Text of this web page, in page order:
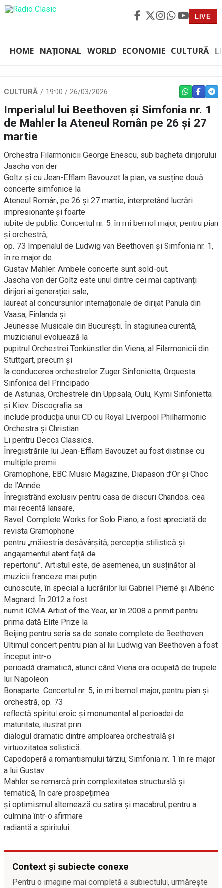
LIVE
HOME NAȚIONAL WORLD ECONOMIE CULTURĂ
CULTURĂ 19:00 / 26/03/2026 WHATSAPP
Imperialul lui Beethoven și Simfonia nr. 1
de Mahler la Ateneul Român pe 26 și 27
martie
Orchestra Filarmonicii George Enescu, sub bagheta dirijorului
Jascha von der
Goltz și cu Jean-Efflam Bavouzet la pian, va susține două
concerte simfonice la
Ateneul Român, pe 26 și 27 martie, interpretând lucrări
impresionante și foarte
iubite de public: Concertul nr. 5, în mi bemol major, pentru pian
și orchestră,
op. 73 Imperialul de Ludwig van Beethoven și Simfonia nr. 1,
în re major de
Gustav Mahler. Ambele concerte sunt sold-out.
Jascha von der Goltz este unul dintre cei mai captivanți
dirijori ai generației sale,
laureat al concursurilor internaționale de dirijat Panula din
Vaasa, Finlanda și
Jeunesse Musicale din București. În stagiunea curentă,
muzicianul evoluează la
pupitrul Orchestrei Tonkünstler din Viena, al Filarmonicii din
Stuttgart, precum și
la conducerea orchestrelor Zuger Sinfonietta, Orquesta
Sinfonica del Principado
de Asturias, Orchestrele din Uppsala, Oulu, Kymi Sinfonietta
și Kiev. Discografia sa
include producția unui CD cu Royal Liverpool Philharmonic
Orchestra și Christian
Li pentru Decca Classics.
Înregistrările lui Jean-Efflam Bavouzet au fost distinse cu
multiple premii
Gramophone, BBC Music Magazine, Diapason d’Or și Choc
de l’Année.
Înregistrând exclusiv pentru casa de discuri Chandos, cea
mai recentă lansare,
Ravel: Complete Works for Solo Piano, a fost apreciată de
revista Gramophone
pentru „măiestria desăvârșită, percepția stilistică și
angajamentul atent față de
repertoriu”. Artistul este, de asemenea, un susținător al
muzicii franceze mai puțin
cunoscute, în special a lucrărilor lui Gabriel Pierné și Albéric
Magnard. În 2012 a fost
numit ICMA Artist of the Year, iar în 2008 a primit pentru
prima dată Elite Prize la
Beijing pentru seria sa de sonate complete de Beethoven.
Ultimul concert pentru pian al lui Ludwig van Beethoven a fost
început într-o
perioadă dramatică, atunci când Viena era ocupată de trupele
lui Napoleon
Bonaparte. Concertul nr. 5, în mi bemol major, pentru pian și
orchestră, op. 73
reflectă spiritul eroic și monumental al perioadei de
maturitate, ilustrat prin
dialogul dramatic dintre amploarea orchestrală și
virtuozitatea solistică.
Capodoperă a romantismului târziu, Simfonia nr. 1 în re major
a lui Gustav
Mahler se remarcă prin complexitatea structurală și
tematică, în care prospețimea
și optimismul alternează cu satira și macabrul, pentru a
culmina într-o afirmare
radiantă a spiritului.
Context și subiecte conexe
Pentru o imagine mai completă a subiectului, urmărește